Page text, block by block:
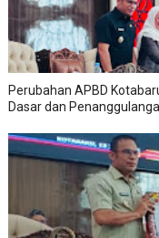
Perubahan APBD
Dasar dan